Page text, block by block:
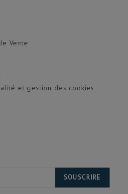
Vente
et gestion des cookies
SOUSCRIRE